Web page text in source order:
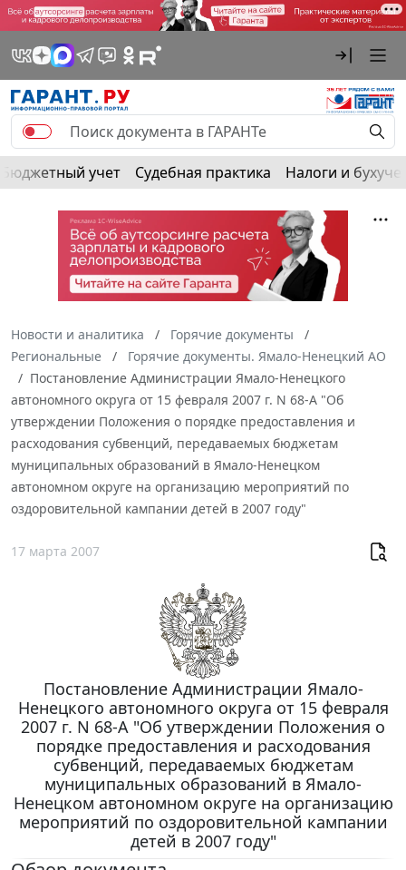
Бюджетный учет Судебная практика Налоги и
Новости и аналитика
Горячие документы
Региональные
Горячие документы. Ямало-Ненецкий АО
Постановление Администрации Ямало-Ненецкого
автономного округа от 15 февраля 2007 г. N 68-А "Об
утверждении Положения о порядке предоставления и
расходования субвенций, передаваемых бюджетам
муниципальных образований в Ямало-Ненецком
автономном округе на организацию мероприятий по
оздоровительной кампании детей в 2007 году"
17 марта 2007
Постановление Администрации Ямало-
Ненецкого автономного округа от 15 февраля
2007 г. N 68-А "Об утверждении Положения о
порядке предоставления и расходования
субвенций, передаваемых бюджетам
муниципальных образований в Ямало-
Ненецком автономном округе на организацию
мероприятий по оздоровительной кампании
детей в 2007 году"